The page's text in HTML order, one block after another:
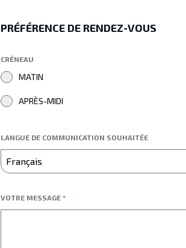
PRÉFÉRENCE DE RENDEZ-VOUS
CRÉNEAU
MATIN
APRÈS-MIDI
LANGUE DE COMMUNICATION SOUHAITÉE
Français
VOTRE MESSAGE *